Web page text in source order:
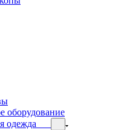
оборудование
одежда